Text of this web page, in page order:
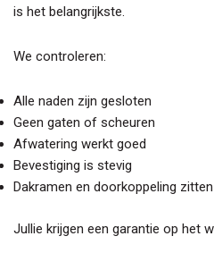
is het belangrijkste.
We controleren:
Alle naden zijn gesloten
Geen gaten of scheuren
Afwatering werkt goed
Bevestiging is stevig
Dakramen en doorkoppeling
Jullie krijgen een garantie op het